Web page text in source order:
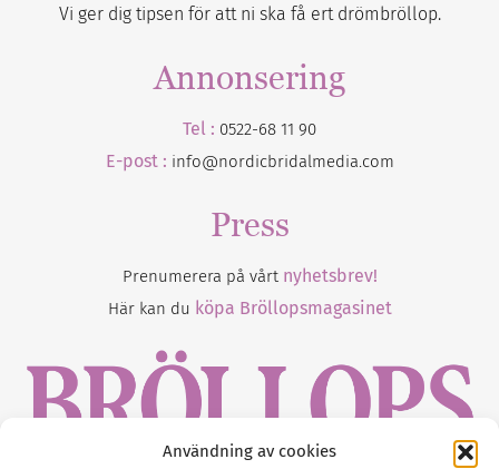
Användning av cookies
Vi ger dig tipsen för att ni ska få ert drömbröllop.
Annonsering
Tel : 0522-68 11 90
E-post : info@nordicbridalmedia.com
Press
Prenumerera på vårt nyhetsbrev!
Här kan du köpa Bröllopsmagasinet